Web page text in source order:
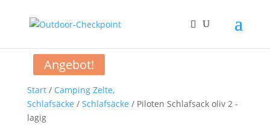
Start/ Camping Zelte,
Schlafsäcke / Schlafsäcke / Piloten Schlafsack oliv 2 -
lagig
Angebot!